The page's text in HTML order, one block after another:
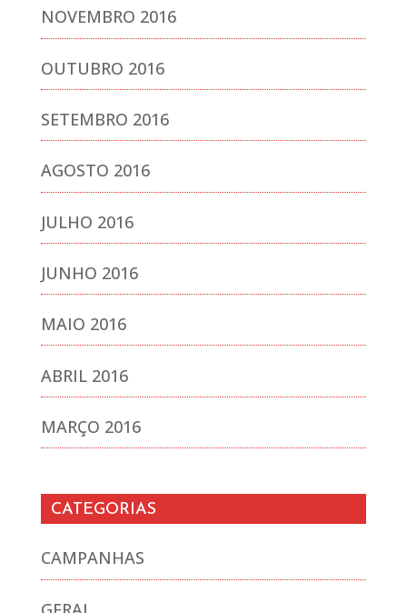
NOVEMBRO 2016
OUTUBRO 2016
SETEMBRO 2016
AGOSTO 2016
JULHO 2016
JUNHO 2016
MAIO 2016
ABRIL 2016
MARÇO 2016
CATEGORIAS
CAMPANHAS